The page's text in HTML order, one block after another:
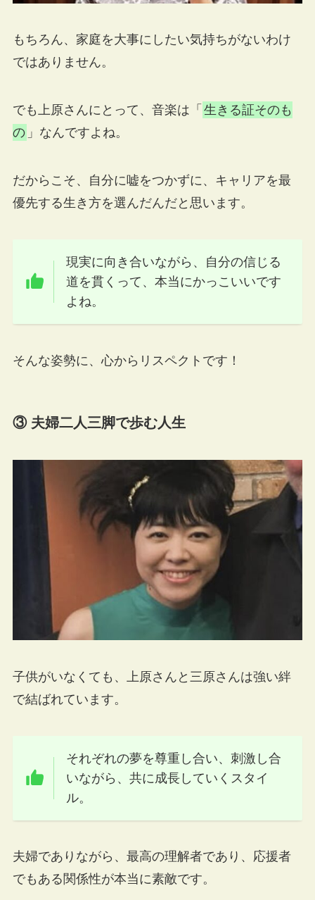
もちろん、家庭を大事にしたい気持ちがないわけ
ではありません。
でも上原さんにとって、音楽は「 生きる証そのも
の 」なんですよね。
だからこそ、自分に嘘をつかずに、キャリアを最
優先する生き方を選んだんだと思います。
現実に向き合いながら、自分の信じる
道を貫くって、本当にかっこいいです
よね。
そんな姿勢に、心からリスペクトです！
③ 夫婦二人三脚で歩む人生
子供がいなくても、上原さんと三原さんは強い絆
で結ばれています。
それぞれの夢を尊重し合い、刺激し合
いながら、共に成長していくスタイ
ル。
夫婦でありながら、最高の理解者であり、応援者
でもある関係性が本当に素敵です。